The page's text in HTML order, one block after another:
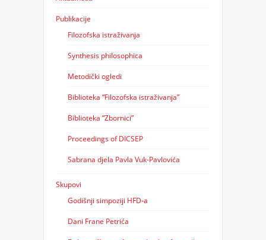
Publikacije
Filozofska istraživanja
Synthesis philosophica
Metodički ogledi
Biblioteka “Filozofska istraživanja”
Biblioteka “Zbornici”
Proceedings of DICSEP
Sabrana djela Pavla Vuk-Pavlovića
Skupovi
Godišnji simpoziji HFD-a
Dani Frane Petrića